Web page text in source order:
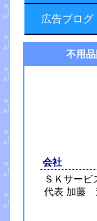
広告ブログ
不用
会社
ＳＫサー
代表 加藤